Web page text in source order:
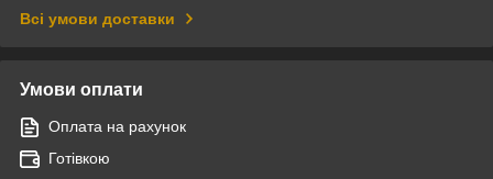
Всі умови доставки
Умови оплати
Оплата на рахунок
Готівкою